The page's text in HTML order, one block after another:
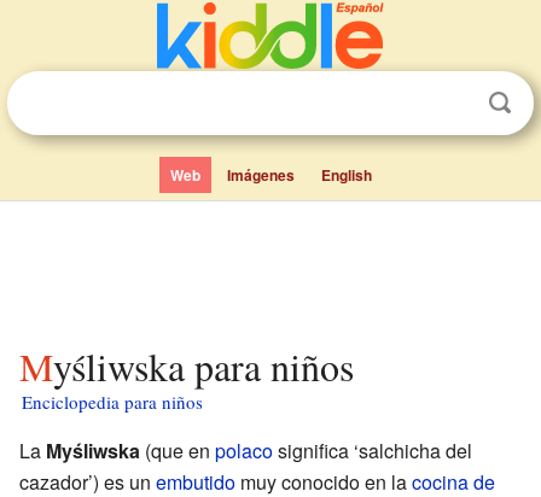
Web Imágenes English
Myśliwska para niños
Enciclopedia para niños
La Myśliwska (que en polacosignifica ‘salchicha del
cazador’) es un embutido muy conocido en lacocina de